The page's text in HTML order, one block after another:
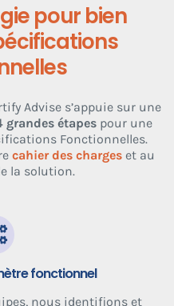
pour bien
Advise s’appuie sur une
grandes étapes pour une
Fonctionnelles.
cahier des chargeset au
la solution.
fonctionnel
nous identifions et